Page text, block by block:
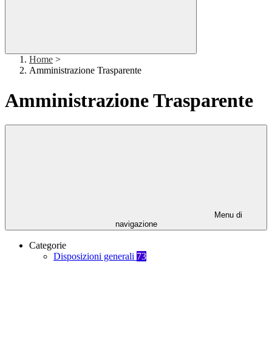
Home >
Amministrazione Trasparente
Amministrazione Trasparente
Menu di
navigazione
Categorie
Disposizioni generali 73